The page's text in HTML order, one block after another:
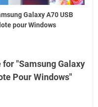
Galaxy A70 USB
pour Windows
"Samsung Galaxy
Pour Windows"